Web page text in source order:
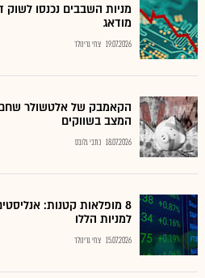
מניות השבבים נכנסו
מודאג
19.07.2026 צחי גרינולד
המצב בשווקים
18.07.2026 כתבי גלובס
8 מופלאות קטנות:
למניות הללו
15.07.2026 צחי גרינולד